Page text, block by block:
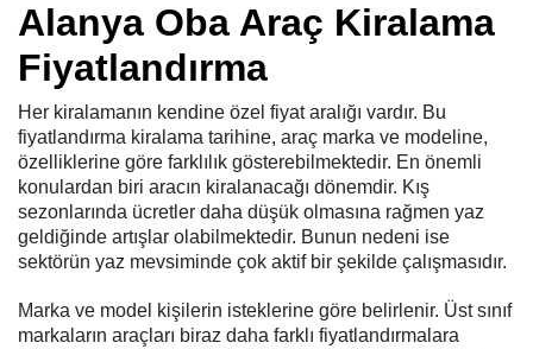
Alanya Oba Araç Kiralama
Fiyatlandırma
Her kiralamanın kendine özel fiyat aralığı vardır. Bu
fiyatlandırma kiralama tarihine, araç marka ve modeline,
özelliklerine göre farklılık gösterebilmektedir. En önemli
konulardan biri aracın kiralanacağı dönemdir. Kış
sezonlarında ücretler daha düşük olmasına rağmen yaz
geldiğinde artışlar olabilmektedir. Bunun nedeni ise
sektörün yaz mevsiminde çok aktif bir şekilde çalışmasıdır.
Marka ve model kişilerin isteklerine göre belirlenir. Üst sınıf
markaların araçları biraz daha farklı fiyatlandırmalara